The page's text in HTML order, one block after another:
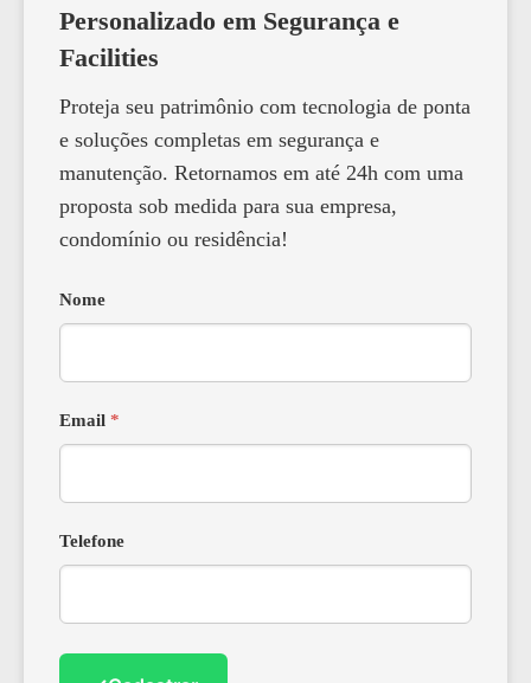
Personalizado em Segurança e
Facilities
Proteja seu patrimônio com tecnologia de ponta
e soluções completas em segurança e
manutenção. Retornamos em até 24h com uma
proposta sob medida para sua empresa,
condomínio ou residência!
Nome
Email *
Telefone